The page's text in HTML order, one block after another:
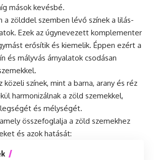
mások kevésbé.
a zölddel szemben lévő színek a lilás-
Ezek az úgynevezett komplementer
erősítik és kiemelik. Éppen ezért a
és mályvás árnyalatok csodásan
színek, mint a barna, arany és réz
harmonizálnak a zöld szemekkel,
és mélységét.
összefoglalja a zöld szemekhez
és azok hatását: